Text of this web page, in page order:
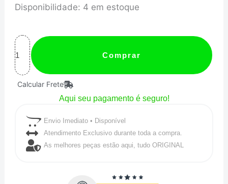
Disponibilidade: 4 em estoque
Pen
Canhão
de
Luz
quantidade
Comprar
Calcular Frete
Aqui seu pagamento é seguro!
Envio Imediato • Disponível
Atendimento Exclusivo durante toda a compra.
As melhores peças estão aqui, tudo ORIGINAL